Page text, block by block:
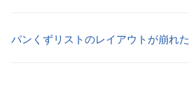
パンくずリストのレイアウトが崩れた